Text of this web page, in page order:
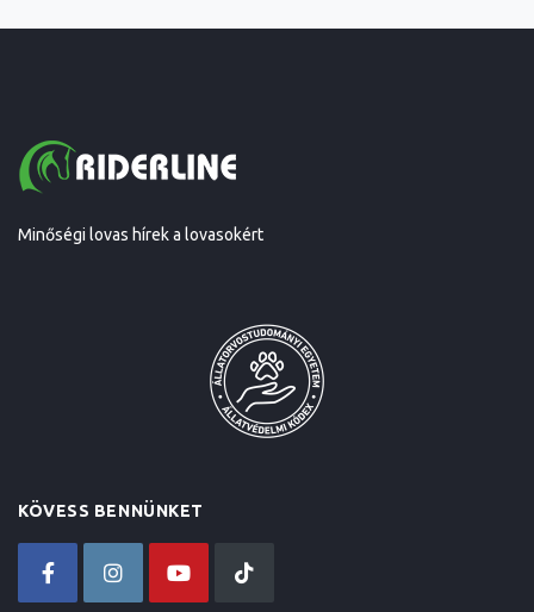
Minőségi lovas hírek a lovasokért
KÖVESS BENNÜNKET